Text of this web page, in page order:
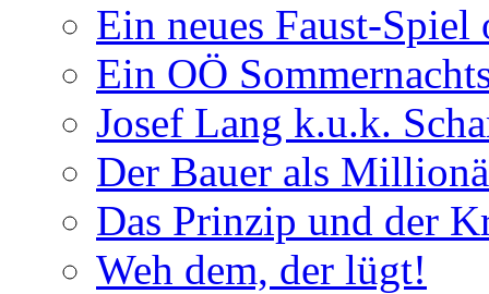
Ein neues Faust-Spiel
Ein OÖ
Josef Lang k.u.k.
Der Bauer als
Das Prinzip und der
Weh dem, der lügt!